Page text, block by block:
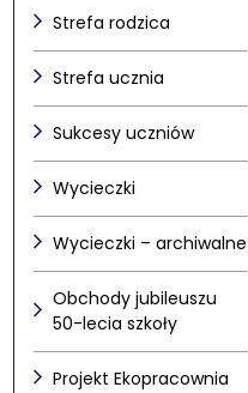
Strefa rodzica
Strefa ucznia
Sukcesy uczniów
Wycieczki
Wycieczki – archiwalne
Obchody jubileuszu
50-lecia szkoły
Projekt Ekopracownia